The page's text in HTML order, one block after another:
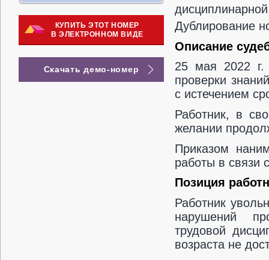
КУПИТЬ ЭТОТ НОМЕР
В ЭЛЕКТРОННОМ ВИДЕ
Скачать демо-номер
Дублирование
Описание
25 мая 2022 г.
проверки
с истечением
Работник, в
желании
Приказом
работы в связи
Позиция
Работник
нарушений
трудовой
возраста не